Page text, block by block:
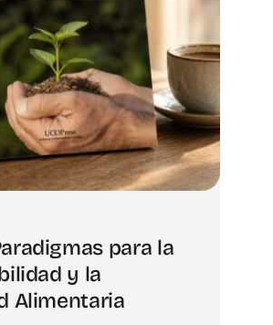
para la
y la
Alimentaria